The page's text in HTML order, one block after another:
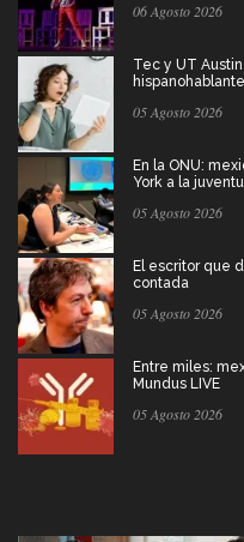
06 Agosto 2026
Tec y UT
05 Agosto 2026
En la ONU:
York a la
05 Agosto 2026
El escritor que
contada
05 Agosto 2026
Entre miles:
Mundus LIVE
05 Agosto 2026